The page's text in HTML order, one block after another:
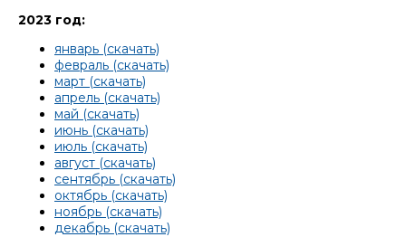
2023 год:
январь (скачать)
февраль (скачать)
март (скачать)
апрель (скачать)
май (скачать)
июнь (скачать)
июль (скачать)
август (скачать)
сентябрь (скачать)
октябрь (скачать)
ноябрь (скачать)
декабрь (скачать)